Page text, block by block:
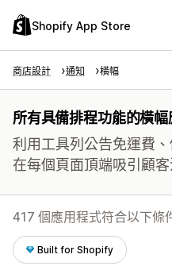
Shopify App Store
商店設計 通知 橫幅
所有具備排程功能的橫
利用工具列公告免運費
在每個頁面頂端吸引顧客
417 個應用程式符合以下條
Built for Shopify